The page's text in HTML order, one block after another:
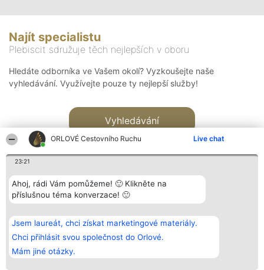
ORLOVÉ Cestovního Ruchu Live chat
23:21
Ahoj, rádi Vám pomůžeme! 🙂 Klikněte na
příslušnou téma konverzace! 🙂
Jsem laureát, chci získat marketingové materiály.
Chci přihlásit svou společnost do Orlové.
Mám jiné otázky.
Najít specialistu
Plebiscit sdružuje těch nejlepších v oboru
Hledáte odborníka ve Vašem okolí? Vyzkoušejte naše
vyhledávání. Využívejte pouze ty nejlepší služby!
Vyhledávání
Bright Side Solutions sp. z o.
o. sp. k.
ul. Ruska 22
Wrocław 50-079
KRS 0000749100 | Regon
381313360 | NIP 8943132676
Vítězové
Seznam všech
laureátů
Zásady
Zásady
Kontakt